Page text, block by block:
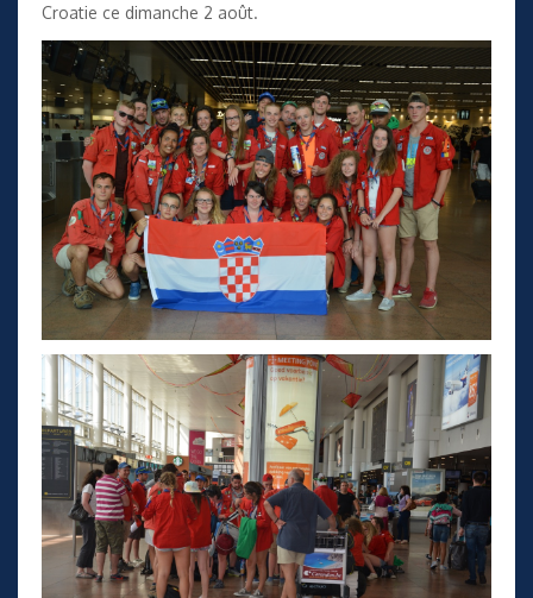
Croatie ce dimanche 2 août.